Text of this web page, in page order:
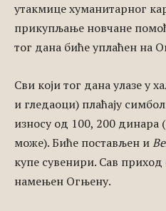
утакмице хуманитарног
прикупљање новчане
тог дана биће уплаћен на
Сви који тог дана улазе у
и гледаоци) плаћају
износу од 100, 200
може). Биће постављен и
купе сувенири. Сав
намењен Огњену.